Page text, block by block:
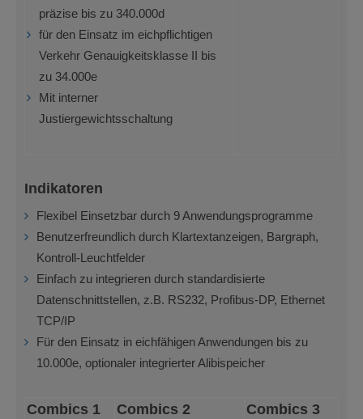
präzise bis zu 340.000d
für den Einsatz im eichpflichtigen
Verkehr Genauigkeitsklasse II bis
zu 34.000e
Mit interner
Justiergewichtsschaltung
Indikatoren
Flexibel Einsetzbar durch 9 Anwendungsprogramme
Benutzerfreundlich durch Klartextanzeigen, Bargraph,
Kontroll-Leuchtfelder
Einfach zu integrieren durch standardisierte
Datenschnittstellen, z.B. RS232, Profibus-DP, Ethernet
TCP/IP
Für den Einsatz in eichfähigen Anwendungen bis zu
10.000e, optionaler integrierter Alibispeicher
Combics 1
Combics 2
Combics 3